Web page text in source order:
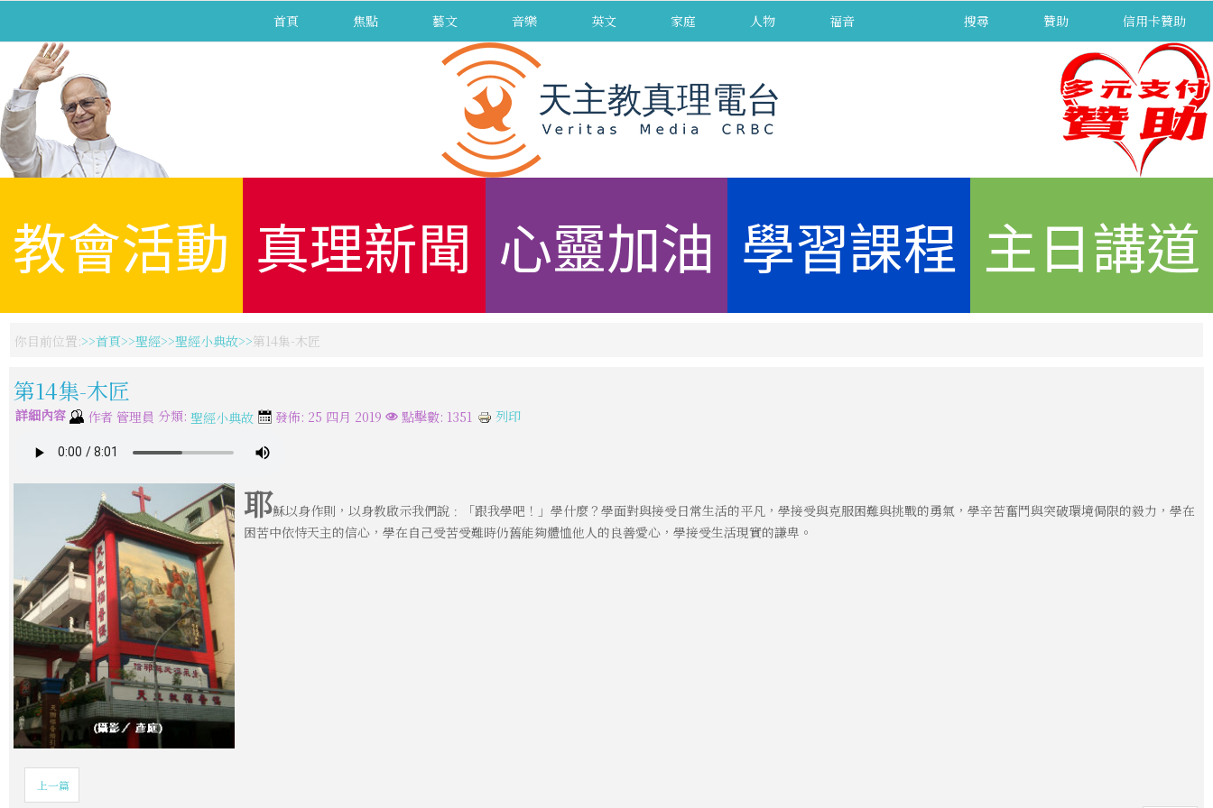
首頁 焦點 藝文 音樂 英文 家庭 人物 福音 搜尋 贊助 信用卡贊助
教會活動 真理新聞 心靈加油 學習課程 主日講道
你目前位置: 首頁 聖經 聖經小典故 第14集-木匠
第14集-木匠
詳細內容 作者 管理員 分類: 聖經小典故 發佈: 25 四月 2019 點擊數: 1351 列印
耶穌以身作則，以身教啟示我們說﹕「跟我學吧！」學什麼？學面對與接受日常生活的平凡，學接受與克服困難與挑戰的勇氣，學辛苦奮鬥與突破環境侷限的毅力，學在
困苦中依恃天主的信心，學在自己受苦受難時仍舊能夠體恤他人的良善愛心，學接受生活現實的謙卑。
上一篇